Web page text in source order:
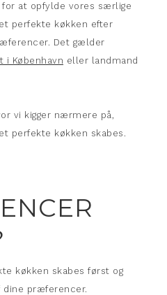
at opfylde vores særlige
perfekte køkken efter
Det gælder
i København eller landmand
vi kigger nærmere på,
perfekte køkken skabes.
køkken skabes først og
dine præferencer.